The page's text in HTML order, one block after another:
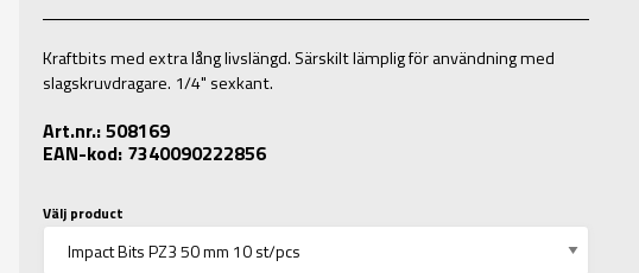
Kraftbits med extra lång livslängd. Särskilt lämplig för användning med
slagskruvdragare. 1/4" sexkant.
Art.nr.: 508169
EAN-kod: 7340090222856
Välj product